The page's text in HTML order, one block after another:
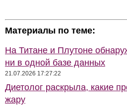
Материалы по теме:
На Титане и Плутоне
ни в одной базе данных
21.07.2026 17:27:22
Диетолог раскрыла, какие
жару